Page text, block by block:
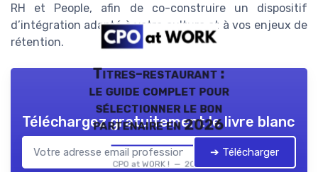
RH et People, afin de co-construire un dispositif
d’intégration adapté à votre culture et à vos enjeux de
rétention.
Titres-restaurant :
le guide complet pour
sélectionner le bon
partenaire en 2026
CPO at WORK ! — 2026
Téléchargez gratuitement le livre blanc
➔ Télécharger